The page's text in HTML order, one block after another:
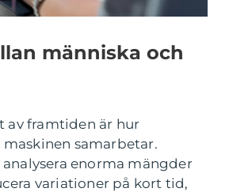
människa och
av framtiden är hur
samarbetar.
enorma mängder
variationer på kort tid,